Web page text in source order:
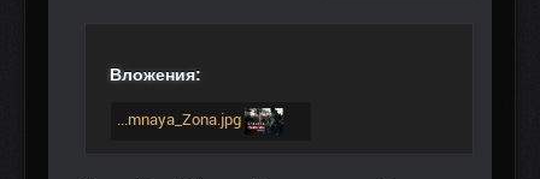
Вложения:
...mnaya_Zona.jpg